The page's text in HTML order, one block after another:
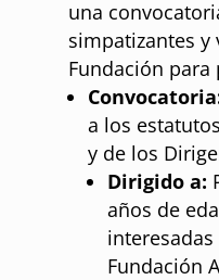
una
simpatizantes
Fundación
a los
y de los
Dirigido a:
años de
Fundación